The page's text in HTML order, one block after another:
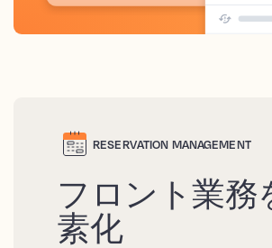
RESERVATION MANAGEMENT
フロント業務
素化